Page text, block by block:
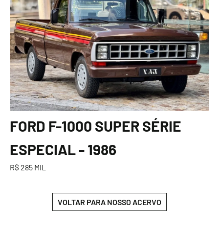
FORD F-1000 SUPER SÉRIE
ESPECIAL - 1986
R$ 285 MIL
VOLTAR PARA NOSSO ACERVO